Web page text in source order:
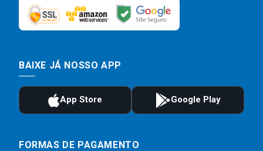
BAIXE JÁ NOSSO APP
FORMAS DE PAGAMENTO